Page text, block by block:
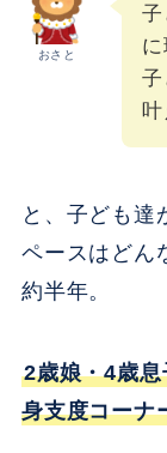
おさと
子
子
叶
と、子ども達
ペースはどん
約半年。
2歳娘・4歳
身支度コーナ